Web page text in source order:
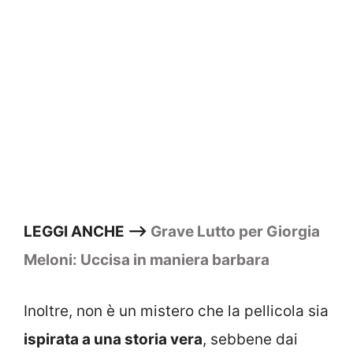
LEGGI ANCHE –> Grave Lutto per Giorgia
Meloni: Uccisa in maniera barbara
Inoltre, non è un mistero che la pellicola sia
ispirata a una storia vera, sebbene dai